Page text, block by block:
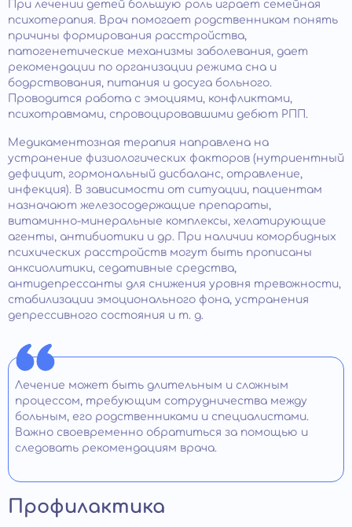
При лечении детей большую роль играет семейная
психотерапия. Врач помогает родственникам понять
причины формирования расстройства,
патогенетические механизмы заболевания, дает
рекомендации по организации режима сна и
бодрствования, питания и досуга больного.
Проводится работа с эмоциями, конфликтами,
психотравмами, спровоцировавшими дебют РПП.
Медикаментозная терапия направлена на
устранение физиологических факторов (нутриентный
дефицит, гормональный дисбаланс, отравление,
инфекция). В зависимости от ситуации, пациентам
назначают железосодержащие препараты,
витаминно-минеральные комплексы, хелатирующие
агенты, антибиотики и др. При наличии коморбидных
психических расстройств могут быть прописаны
анксиолитики, седативные средства,
антидепрессанты для снижения уровня тревожности,
стабилизации эмоционального фона, устранения
депрессивного состояния и т. д.
Лечение может быть длительным и сложным
процессом, требующим сотрудничества между
больным, его родственниками и специалистами.
Важно своевременно обратиться за помощью и
следовать рекомендациям врача.
Профилактика